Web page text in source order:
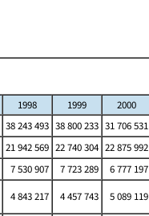
1998 1999 2000
38 243 493 38 800 233 31 706 531
21 942 569 22 740 304 22 875 992
7 530 907 7 723 289 6 777 197
4 843 217 4 457 743 5 089 119